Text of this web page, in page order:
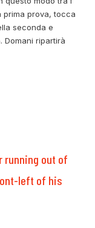
prima prova, tocca
seconda e
Domani ripartirà
running out of
left of his